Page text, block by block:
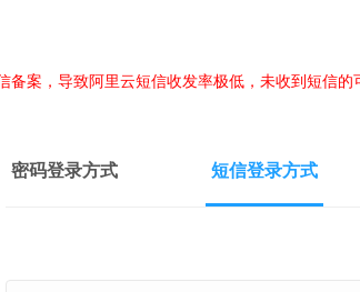
备案，导致阿里云短信收发率极低，未收到短信
密码登录方式 短信登录方式